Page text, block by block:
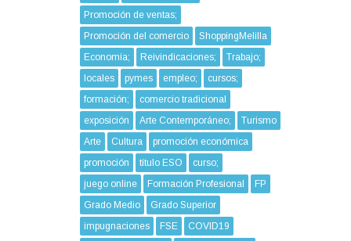
Promoción de ventas;
Promoción del comercio
ShoppingMelilla
Economía;
Reivindicaciones;
Trabajo;
locales
pymes empleo;
cursos;
formación;
comercio tradicional
exposición
Arte Contemporáneo;
Turismo
Arte
Cultura
promoción económica
promoción
título ESO
curso;
juego online
Formación Profesional
FP
Grado Medio
Grado Superior
impugnaciones
FSE
COVID19